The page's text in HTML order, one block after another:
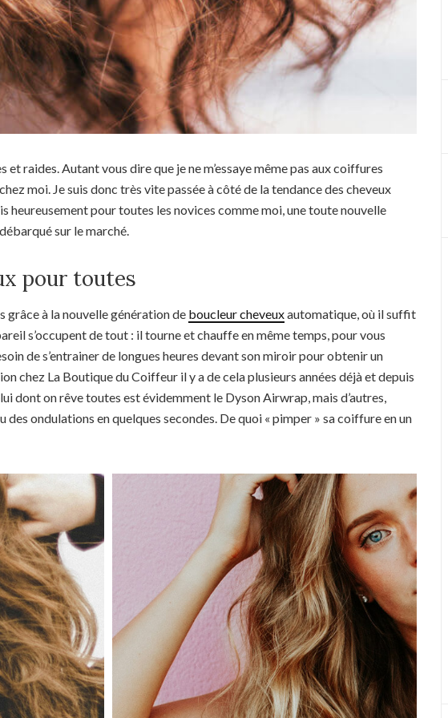
et raides. Autant vous dire que je ne m’essaye même pas aux coiffures
moi. Je suis donc très vite passée à côté de la tendance des cheveux
heureusement pour toutes les novices comme moi, une toute nouvelle
sur le marché.
pour toutes
grâce à la nouvelle génération de boucleur cheveuxautomatique, où il suffit
s’occupent de tout : il tourne et chauffe en même temps, pour vous
de s’entrainer de longues heures devant son miroir pour obtenir un
chez La Boutique du Coiffeur il y a de cela plusieurs années déjà et depuis
dont on rêve toutes est évidemment le Dyson Airwrap, mais d’autres,
ondulations en quelques secondes. De quoi « pimper » sa coiffure en un